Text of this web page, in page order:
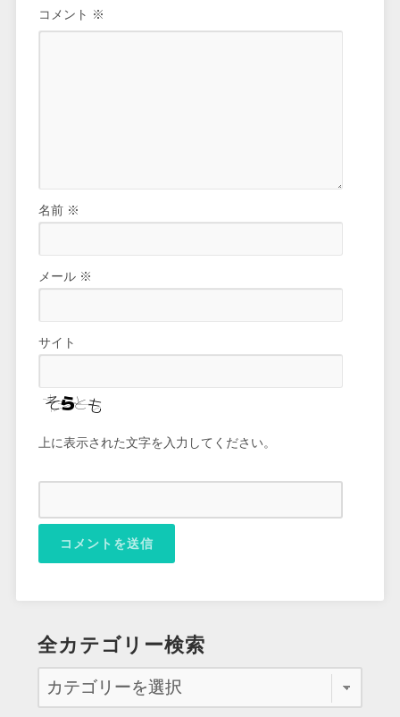
コメント ※
名前 ※
メール ※
サイト
上に表示された文字を入力してください。
全カテゴリー検索